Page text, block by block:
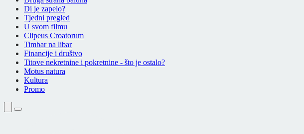
Di je zapelo?
Tjedni pregled
U svom filmu
Clipeus Croatorum
Timbar na libar
Financije i društvo
Titove nekretnine i pokretnine - što je ostalo?
Motus natura
Kultura
Promo